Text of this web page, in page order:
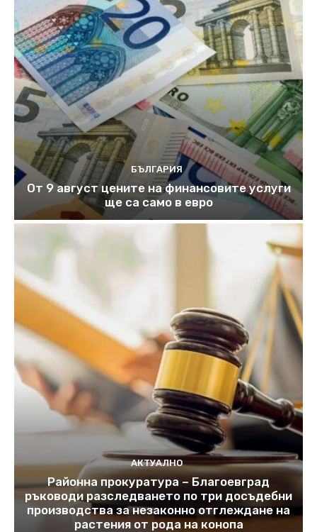
БЪЛГАРИЯ
От 9 август цените на финансовите услуги
ще са само в евро
АКТУАЛНО
Районна прокуратура – Благоевград
ръководи разследването по три досъдебни
производства за незаконно отглеждане на
растения от рода на конопа